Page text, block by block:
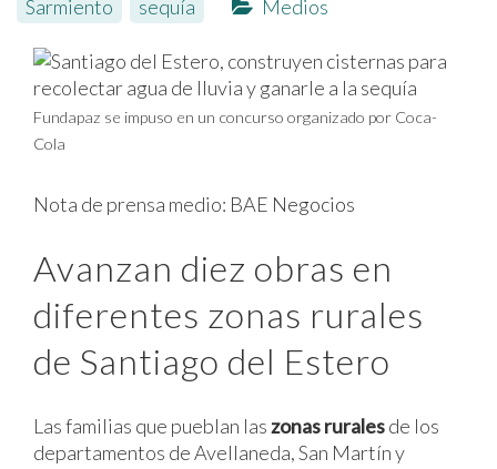
Sarmiento
sequía Medios
Fundapaz se impuso en un concurso organizado por Coca-
Cola
Nota de prensa medio: BAE Negocios
Avanzan diez obras en
diferentes zonas rurales
de Santiago del Estero
Las familias que pueblan laszonas ruralesde los
departamentos de Avellaneda, San Martín y